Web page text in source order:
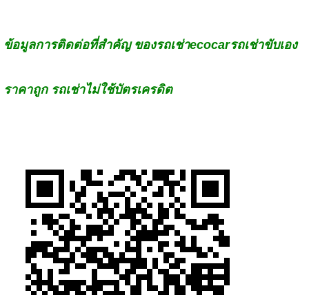
ข้อมูลการติดต่อที่สำคัญ ของรถเช่าecocarรถเช่าขับเอง
ราคาถูก รถเช่าไม่ใช้บัตรเครดิต